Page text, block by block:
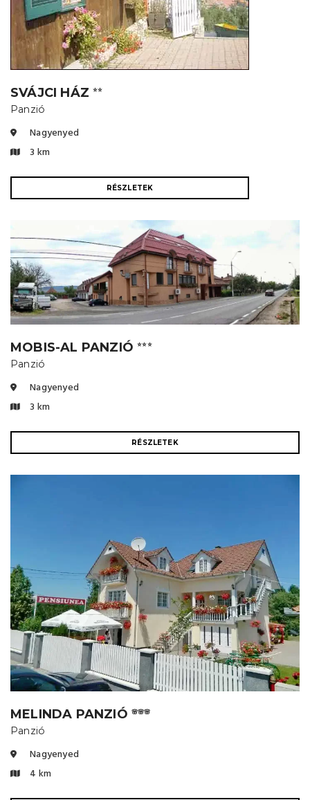
SVÁJCI HÁZ⭐⭐
Panzió
Nagyenyed
3 km
RÉSZLETEK
MOBIS-AL PANZIÓ⭐⭐⭐
Panzió
Nagyenyed
3 km
RÉSZLETEK
MELINDA PANZIÓ 🌸🌸🌸
Panzió
Nagyenyed
4 km